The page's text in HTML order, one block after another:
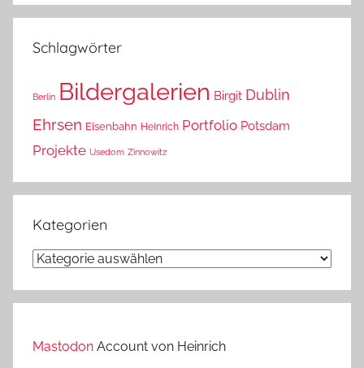
das?
Schlagwörter
Berlin Bildergalerien Birgit Dublin
Ehrsen Eisenbahn Heinrich Portfolio Potsdam
Projekte Usedom Zinnowitz
Kategorien
Kategorien
Mastodon Account von Heinrich